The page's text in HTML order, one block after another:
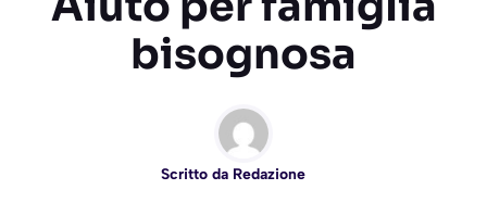
bisognosa
Scritto da Redazione